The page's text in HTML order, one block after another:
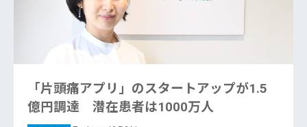
「片頭痛アプリ」のスタートアップが1.5
億円調達 潜在患者は1000万人